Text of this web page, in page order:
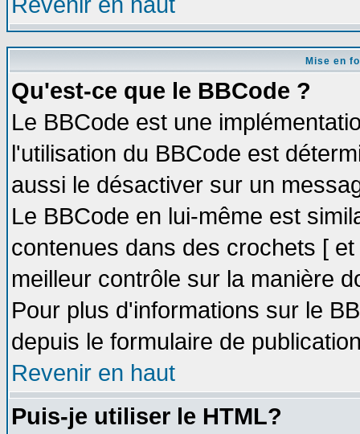
Mise en
Qu'est-ce que le BBCode ?
Le BBCode est une
l'utilisation du BBCode est
aussi le désactiver sur un
Le BBCode en lui-même est
contenues dans des crochets [
meilleur contrôle sur la manière
Pour plus d'informations sur le
depuis le formulaire de
Revenir en haut
Puis-je utiliser le HTML?